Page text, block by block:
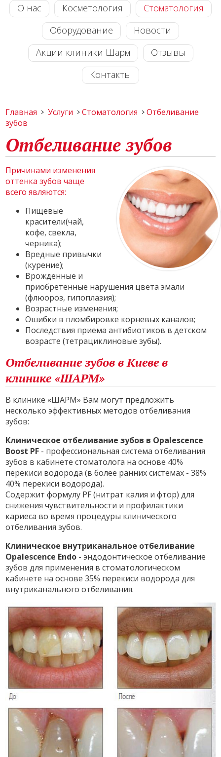
О нас Косметология
Стоматология
Оборудование
Новости
Акции клиники Шарм
Отзывы
Контакты
Главная Услуги Стоматология
Отбеливание
зубов
Отбеливание зубов
Причинами изменения
оттенка зубов чаще
всего являются:
Пищевые
красители(чай,
кофе, свекла,
черника);
Вредные привычки
(курение);
Врожденные и
приобретенные нарушения цвета эмали
(флюороз, гипоплазия);
Возрастные изменения;
Ошибки в пломбировке корневых каналов;
Последствия приема антибиотиков в детском
возрасте (тетрациклиновые зубы).
Отбеливание зубов в Киеве в
клинике «ШАРМ»
В клинике «ШАРМ» Вам могут предложить
несколько эффективных методов отбеливания
зубов:
Клиническое отбеливание зубов в Opalescence
Boost PF - профессиональная система отбеливания
зубов в кабинете стоматолога на основе 40%
перекиси водорода (в более ранних системах - 38%
40% перекиси водорода).
Содержит формулу PF (нитрат калия и фтор) для
снижения чувствительности и профилактики
кариеса во время процедуры клинического
отбеливания зубов.
Клиническое внутриканальное отбеливание
Opalescence Endo - эндодонтическое отбеливание
зубов для применения в стоматологическом
кабинете на основе 35% перекиси водорода для
внутриканального отбеливания.